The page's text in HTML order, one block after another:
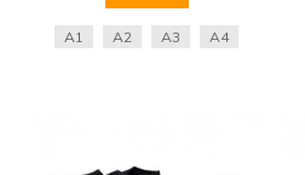
A1 A2 A3 A4